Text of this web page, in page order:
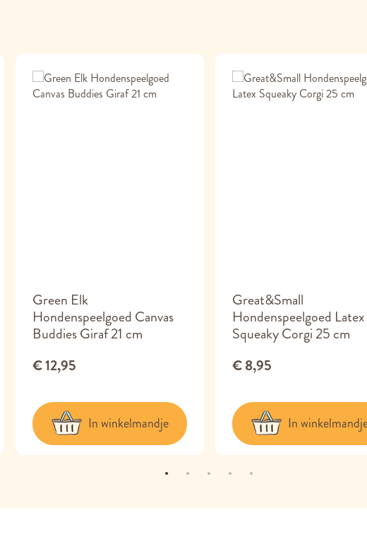
Green Elk
Hondenspeelgoed Canvas
Buddies Giraf 21 cm
€ 12,95
In winkelmandje
Great&Small
Hondenspeelgoed Latex
Squeaky Corgi 25 cm
€ 8,95
In